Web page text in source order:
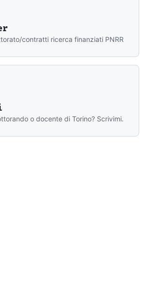
contratti ricerca finanziati PNRR
o docente di Torino? Scrivimi.